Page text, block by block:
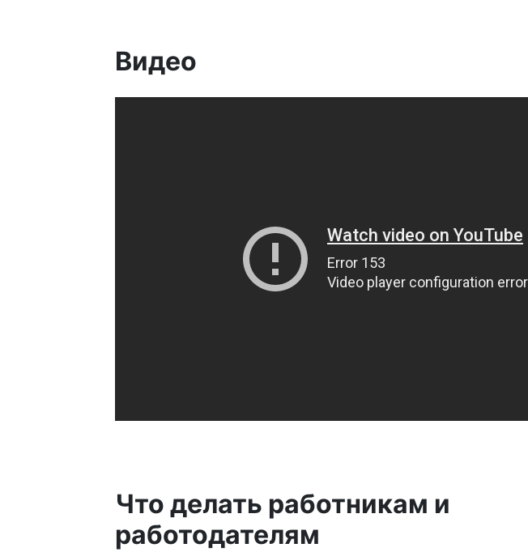
Видео
Что делать работникам и
работодателям